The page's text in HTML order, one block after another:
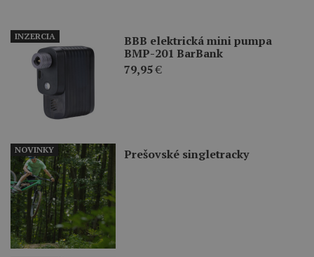
BBB elektrická mini pumpa
BMP-201 BarBank
79,95€
INZERCIA
Prešovské singletracky
NOVINKY